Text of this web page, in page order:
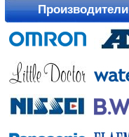
Производители